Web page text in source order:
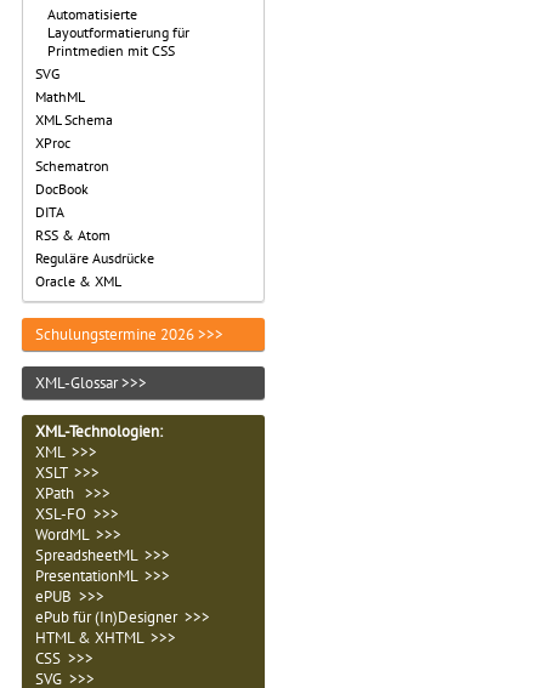
Automatisierte
Layoutformatierung für
Printmedien mit CSS
SVG
MathML
XML Schema
XProc
Schematron
DocBook
DITA
RSS & Atom
Reguläre Ausdrücke
Oracle & XML
Schulungstermine 2026 >>>
XML-Glossar >>>
XML-Technologien:
XML >>>
XSLT >>>
XPath >>>
XSL-FO >>>
WordML >>>
SpreadsheetML >>>
PresentationML >>>
ePUB >>>
ePub für (In)Designer >>>
HTML & XHTML >>>
CSS >>>
SVG >>>